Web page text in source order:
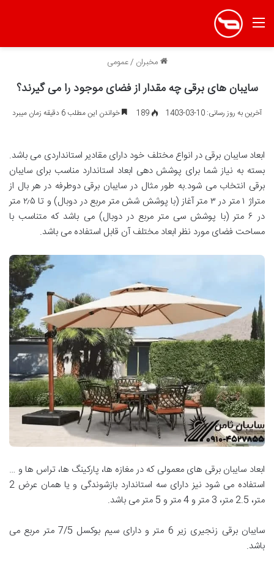
منو
مخبران /عمومی
سایبان های برقی چه مقدار از فضای موجود را می گیرند؟
آخرین به روز رسانی: 10-03-1403 189 خواندن این مطلب 6 دقیقه زمان میبرد
ابعاد سایبان برقی در انواع مختلف خود دارای مقادیر استانداردی می باشد.
بسته به نیاز شما برای پوشش دهی ابعاد استاندارد مناسب برای سایبان
برقی انتخاب می شود.به طور مثال در سایبان برقی دوطرفه در هر بال از
متراژ ۱ متر در ۳ متر آغاز (با پوشش شش متر مربع در دوبال) و تا ۲٫۵ متر
در ۶ متر (با پوشش سی متر مربع در دوبال) می باشد که متناسب با
مساحت فضای مورد نظر ابعاد مختلف آن قابل استفاده می باشد.
ابعاد سایبان برقی های معمولی که در مغازه ها، پارکینگ ها، تراس ها و …
استفاده می شود نیز دارای سه استاندارد بازشوندگی و یا همان عرض 2
متر، 2.5 متر، 3 متر و 4 متر و 5 متر می باشد.
سایبان برقی زنجیری زیر 6 متر و دارای سیم بوکسل 7/5 متر مربع می
باشد.